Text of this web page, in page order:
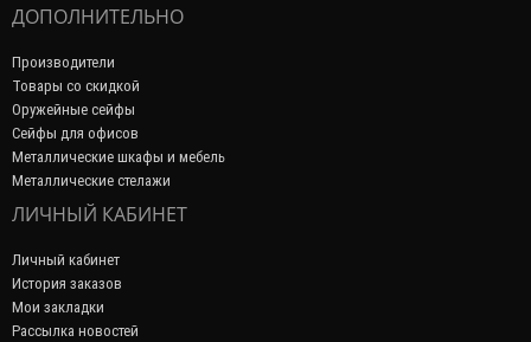
ДОПОЛНИТЕЛЬНО
Производители
Товары со скидкой
Оружейные сейфы
Сейфы для офисов
Металлические шкафы и мебель
Металлические стелажи
ЛИЧНЫЙ КАБИНЕТ
Личный кабинет
История заказов
Мои закладки
Рассылка новостей